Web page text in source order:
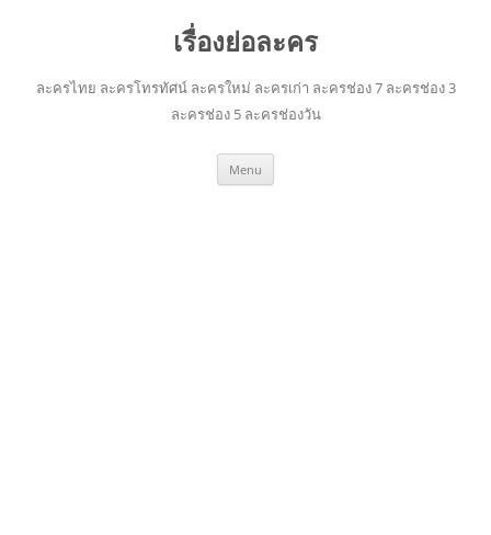
เรื่องย่อละคร
ละครไทย ละครโทรทัศน์ ละครใหม่ ละครเก่า ละครช่อง 7 ละครช่อง 3
ละครช่อง 5 ละครช่องวัน
Menu